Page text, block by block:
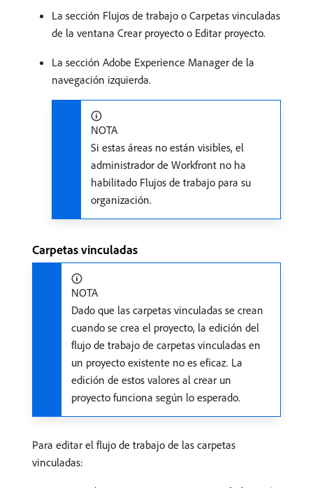
La sección Flujos de trabajo o Carpetas vinculadas
de la ventana Crear proyecto o Editar proyecto.
La sección Adobe Experience Manager de la
navegación izquierda.
NOTA
Si estas áreas no están visibles, el
administrador de Workfront no ha
habilitado Flujos de trabajo para su
organización.
Carpetas vinculadas
NOTA
Dado que las carpetas vinculadas se crean
cuando se crea el proyecto, la edición del
flujo de trabajo de carpetas vinculadas en
un proyecto existente no es eficaz. La
edición de estos valores al crear un
proyecto funciona según lo esperado.
Para editar el flujo de trabajo de las carpetas
vinculadas: